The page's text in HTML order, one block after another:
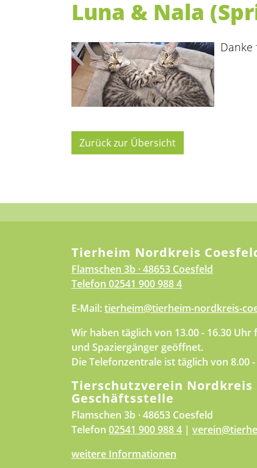
Luna & Nala
Danke
Zurück zur Übersicht
Tierheim Nordkreis
Flamschen 3b · 48653 Coesfeld
Telefon 02541 900 988 4
E-Mail:tierheim@tierheim-nordkreis-
Wir haben täglich von 13.00 - 16.30 Uhr
und Spaziergänger geöffnet.
Die Telefonzentrale ist täglich von 8.00
Tierschutzverein Nordkreis
Geschäftsstelle
Flamschen 3b · 48653 Coesfeld
Telefon 02541 900 988 4 |
weitere Informationen